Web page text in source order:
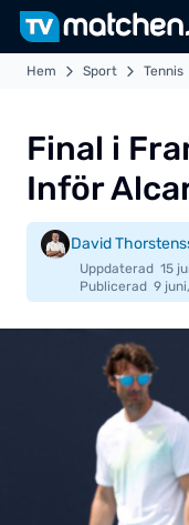
Hem Sport Tennis
Final i
Inför
David
Uppdaterad 15
Publicerad 9